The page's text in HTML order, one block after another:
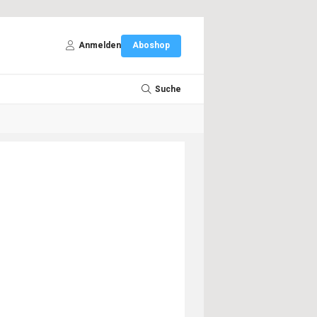
Anmelden Aboshop
Suche